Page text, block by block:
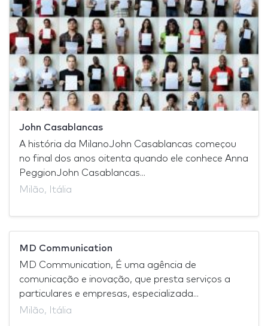
John Casablancas
A história da MilanoJohn Casablancas começou
no final dos anos oitenta quando ele conhece Anna
PeggionJohn Casablancas...
Milão, Itália
MD Communication
MD Communication, É uma agência de
comunicação e inovação, que presta serviços a
particulares e empresas, especializada...
Milão, Itália